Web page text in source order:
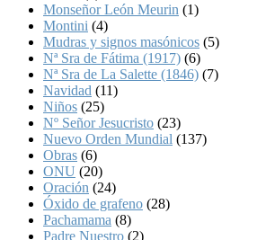
Monseñor León Meurin (1)
Montini (4)
Mudras y signos masónicos (5)
Nª Sra de Fátima (1917) (6)
Nª Sra de La Salette (1846) (7)
Navidad (11)
Niños (25)
Nº Señor Jesucristo (23)
Nuevo Orden Mundial (137)
Obras (6)
ONU (20)
Oración (24)
Óxido de grafeno (28)
Pachamama (8)
Padre Nuestro (2)